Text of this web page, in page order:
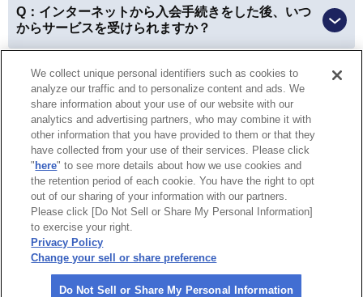
会員優待サービス
優待を利用できて、本当にお得に買い物ができました！
以前はお財布やカバンの中から会員カードを探したり、
車に入れていた時には利用できなかったのが、今は
ホで会員証を見せることが出来るので、すごく便利にな
りました。
愛知県 女性
会員優待サービス
親戚と温泉へ行ったとき、割引になって皆に感謝されま
やはり割引があるのは嬉しいですね！
Q：インターネットから入会手続きをした後、いつ
からサービスを受けられますか？
Q：ロードサービスの救援現場で入会および会員扱
いでのサービスは受けられますか？
特定商取引法に基づく表示 個人情報保護方針
個人情報の取り扱いについて
Do Not Sell or Share My Personal
Information
企業情報
©2026 All rights reserved.
We collect unique personal identifiers such as cookies to
analyze our traffic and to personalize content and ads. We
share information about your use of our website with our
analytics and advertising partners, who may combine it with
other information that you have provided to them or that they
have collected from your use of their services. Please click
" here" to see more details about how we use cookies and
the retention period of each cookie. You have the right to opt
out of our sharing of your information with our partners.
Please click [Do Not Sell or Share My Personal Information]
to exercise your right.
Privacy Policy
Change your sell or share preference
Do Not Sell or Share My Personal Information